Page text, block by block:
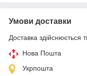
Умови доставки
Доставка здійснюється
Нова Пошта
Укрпошта